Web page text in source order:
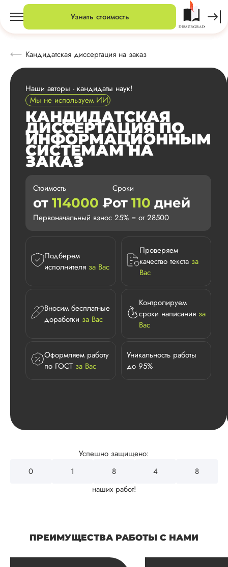
Узнать стоимость
Кандидатская диссертация на заказ
Наши авторы - кандидаты наук!
Мы не используем ИИ
КАНДИДАТСКАЯ
ДИССЕРТАЦИЯ ПО
ИНФОРМАЦИОННЫМ
СИСТЕМАМ НА
ЗАКАЗ
Стоимость
от 114000 ₽
Сроки
от 110 дней
Первоначальный взнос 25% = от 28500
Подберем
исполнителя за Вас
Проверяем
качество текста за
Вас
Вносим бесплатные
доработки за Вас
Контролируем
сроки написания за
Вас
Оформляем работу
по ГОСТ за Вас
Уникальность работы
до 95%
Успешно защищено:
0
1
2
2
0
наших работ!
ПРЕИМУЩЕСТВА РАБОТЫ С НАМИ